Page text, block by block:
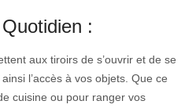
:
aux tiroirs de s’ouvrir et de se
l’accès à vos objets. Que ce
cuisine ou pour ranger vos